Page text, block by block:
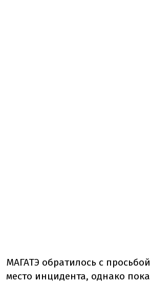
МАГАТЭ обратилось с
место инцидента, однако